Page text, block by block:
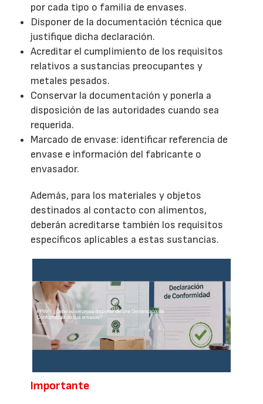
por cada tipo o familia de envases.
Disponer de la documentación técnica que
justifique dicha declaración.
Acreditar el cumplimiento de los requisitos
relativos a sustancias preocupantes y
metales pesados.
Conservar la documentación y ponerla a
disposición de las autoridades cuando sea
requerida.
Marcado de envase: identificar referencia de
envase e información del fabricante o
envasador.
Además, para los materiales y objetos
destinados al contacto con alimentos,
deberán acreditarse también los requisitos
específicos aplicables a estas sustancias.
Importante